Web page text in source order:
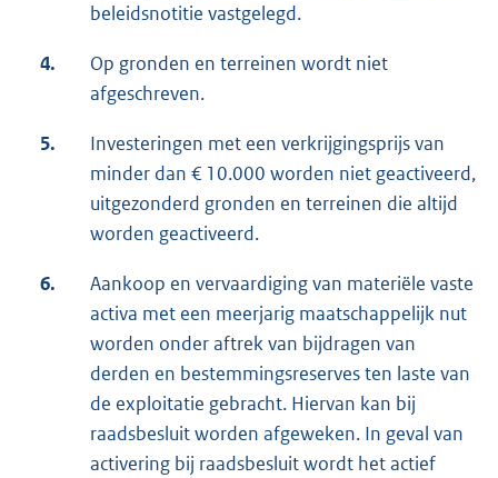
beleidsnotitie vastgelegd.
4.
Op gronden en terreinen wordt niet
afgeschreven.
5.
Investeringen met een verkrijgingsprijs van
minder dan € 10.000 worden niet geactiveerd,
uitgezonderd gronden en terreinen die altijd
worden geactiveerd.
6.
Aankoop en vervaardiging van materiële vaste
activa met een meerjarig maatschappelijk nut
worden onder aftrek van bijdragen van
derden en bestemmingsreserves ten laste van
de exploitatie gebracht. Hiervan kan bij
raadsbesluit worden afgeweken. In geval van
activering bij raadsbesluit wordt het actief